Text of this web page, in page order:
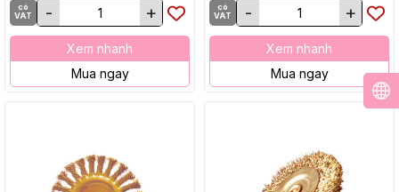
có
VAT
- +
Xem nhanh
Mua ngay
có
VAT
- +
Xem nhanh
Mua ngay